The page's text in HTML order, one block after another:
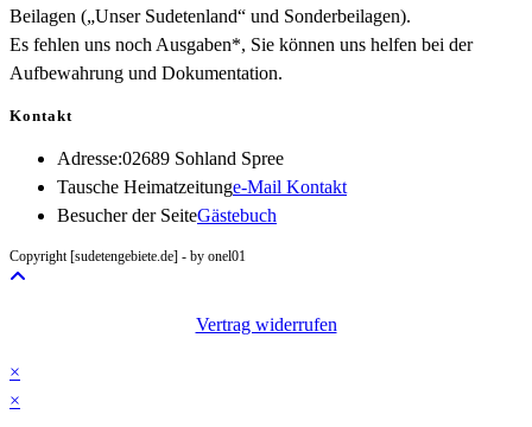
Beilagen („Unser Sudetenland“ und Sonderbeilagen).
Es fehlen uns noch Ausgaben*, Sie können uns helfen bei der
Aufbewahrung und Dokumentation.
Kontakt
Adresse:02689 Sohland Spree
Tausche Heimatzeitunge-Mail KontaktOpens
Besucher der SeiteGästebuch
Copyright [sudetengebiete.de] - by onel01
Vertrag widerrufen
×
×